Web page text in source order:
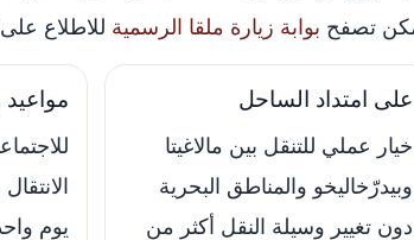
تصفح بوابة زيارة ملقا الرسمية للاطلاع
على امتداد الساحل
خيار عملي للتنقل بين مالاغيتا
وبيدرّخاليخو والمناطق البحرية
دون تغيير وسيلة النقل أكثر من
يوم